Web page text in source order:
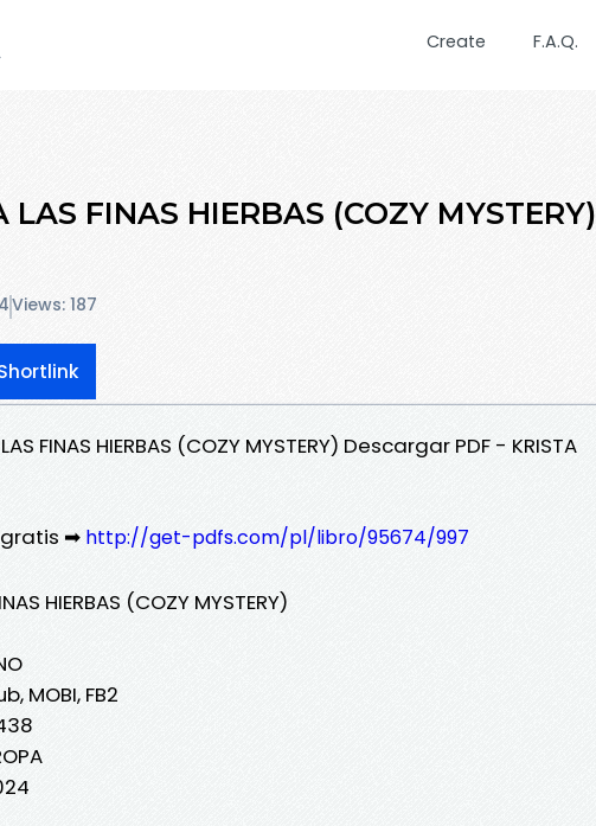
Create F.A.Q.
LAS FINAS HIERBAS (COZY MYSTERY)
Views: 187
FINAS HIERBAS (COZY MYSTERY) Descargar PDF - KRISTA
➡ http://get-pdfs.com/pl/libro/95674/997
HIERBAS (COZY MYSTERY)
MOBI, FB2